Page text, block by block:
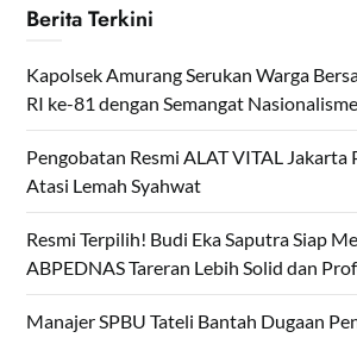
Berita Terkini
Kapolsek Amurang Serukan Warga
RI ke-81 dengan Semangat
Pengobatan Resmi ALAT VITAL Jakarta
Atasi Lemah Syahwat
Resmi Terpilih! Budi Eka Saputra Siap
ABPEDNAS Tareran Lebih Solid dan
Manajer SPBU Tateli Bantah Dugaan